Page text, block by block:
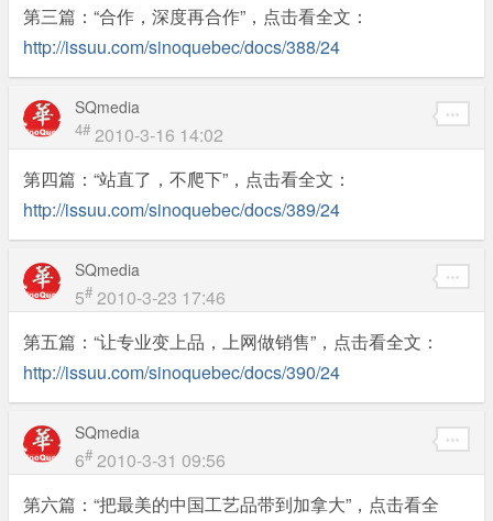
第三篇：“合作，深度再合作”，点击看全文：
http://issuu.com/sinoquebec/docs/388/24
SQmedia
4# 2010-3-16 14:02
第四篇：“站直了，不爬下”，点击看全文：
http://issuu.com/sinoquebec/docs/389/24
SQmedia
5# 2010-3-23 17:46
第五篇：“让专业变上品，上网做销售”，点击看全文：
http://issuu.com/sinoquebec/docs/390/24
SQmedia
6# 2010-3-31 09:56
第六篇：“把最美的中国工艺品带到加拿大”，点击看全